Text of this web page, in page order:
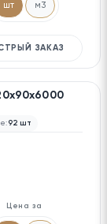
шт м3
ЗАКАЗ
92 шт
Цена за